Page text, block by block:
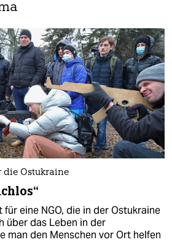
die Ostukraine
eine NGO, die in der Ostukraine
über das Leben in der
man den Menschen vor Ort helfen